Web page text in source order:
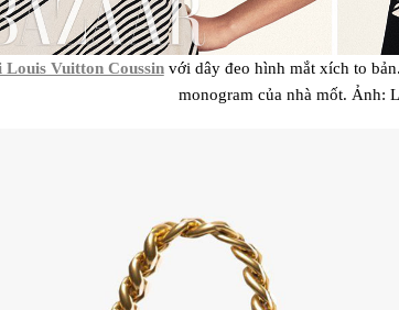
Louis Vuitton Coussinvới dây đeo hình mắt xích to
monogram của nhà mốt. Ảnh: